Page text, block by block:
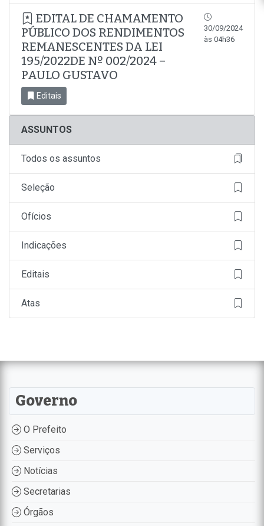
EDITAL DE CHAMAMENTO
PÚBLICO DOS RENDIMENTOS
REMANESCENTES DA LEI
195/2022DE Nº 002/2024 –
PAULO GUSTAVO
30/09/2024
às 04h36
Editais
ASSUNTOS
Todos os assuntos
Seleção
Ofícios
Indicações
Editais
Atas
Governo
O Prefeito
Serviços
Notícias
Secretarias
Órgãos